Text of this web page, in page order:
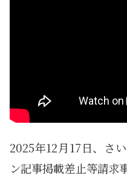
2025年12月17日、さ
ン記事掲載差止等請求